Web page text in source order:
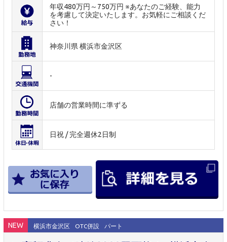
年収480万円～750万円 ※あなたのご経験、能力
を考慮して決定いたします。お気軽にご相談くだ
さい！
神奈川県 横浜市金沢区
-
店舗の営業時間に準ずる
日祝 / 完全週休2日制
NEW 横浜市金沢区 OTC併設 パート